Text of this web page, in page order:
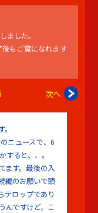
ました。
もご覧になれます
次へ
ニュースで、6
すると、、。
ます。最後の入
編のお願いで頭
テロップであり
んですけど、こ